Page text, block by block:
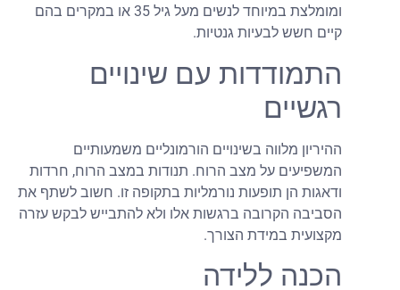
ומומלצת במיוחד לנשים מעל גיל 35 או במקרים בהם
קיים חשש לבעיות גנטיות.
התמודדות עם שינויים
רגשיים
ההיריון מלווה בשינויים הורמונליים משמעותיים
המשפיעים על מצב הרוח. תנודות במצב הרוח, חרדות
ודאגות הן תופעות נורמליות בתקופה זו. חשוב לשתף את
הסביבה הקרובה ברגשות אלו ולא להתבייש לבקש עזרה
מקצועית במידת הצורך.
הכנה ללידה